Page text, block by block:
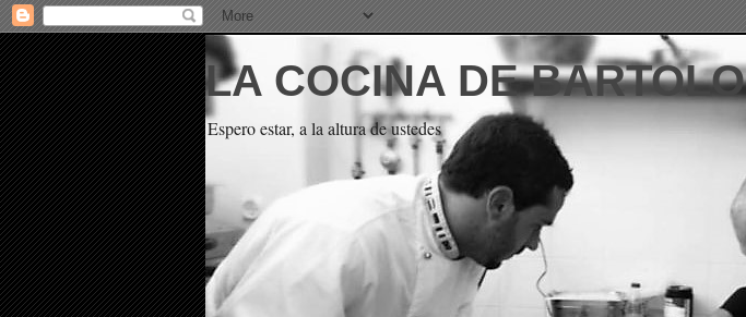
LA COCINA DE BARTOLO
Espero estar, a la altura de ustedes